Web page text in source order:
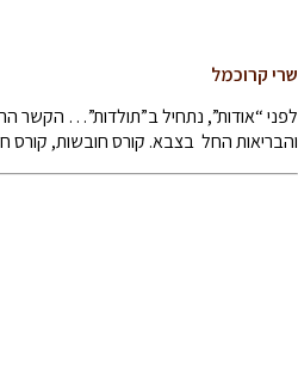
שרי קרוכמל
לפני “אודות”, נתחיל ב”תולדות”… הקשר
והבריאות החל בצבא. קורס חובשות, קורס